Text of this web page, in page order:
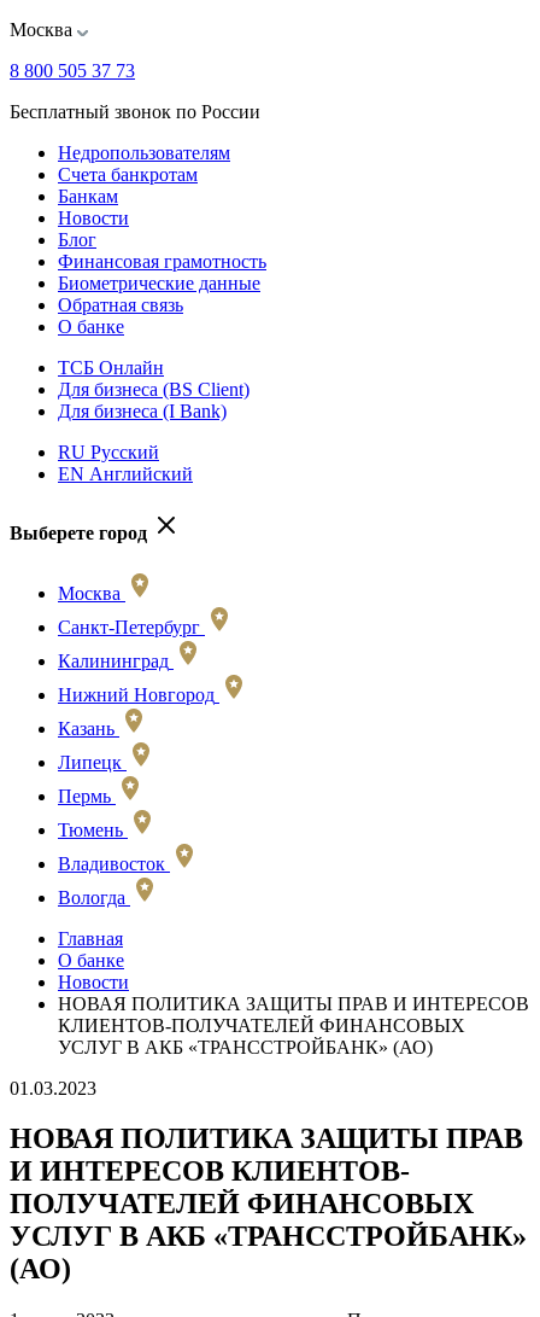
Москва
8 800 505 37 73
Бесплатный звонок по России
Недропользователям
Счета банкротам
Банкам
Новости
Блог
Финансовая грамотность
Биометрические данные
Обратная связь
О банке
ТСБ Онлайн
Для бизнеса (BS Client)
Для бизнеса (I Bank)
RU Русский
EN Английский
Выберете город
Москва
Санкт-Петербург
Калининград
Нижний Новгород
Казань
Липецк
Пермь
Тюмень
Владивосток
Вологда
Главная
О банке
Новости
НОВАЯ ПОЛИТИКА ЗАЩИТЫ ПРАВ И ИНТЕРЕСОВ
КЛИЕНТОВ-ПОЛУЧАТЕЛЕЙ ФИНАНСОВЫХ
УСЛУГ В АКБ «ТРАНССТРОЙБАНК» (АО)
01.03.2023
НОВАЯ ПОЛИТИКА ЗАЩИТЫ ПРАВ
И ИНТЕРЕСОВ КЛИЕНТОВ-
ПОЛУЧАТЕЛЕЙ ФИНАНСОВЫХ
УСЛУГ В АКБ «ТРАНССТРОЙБАНК»
(АО)